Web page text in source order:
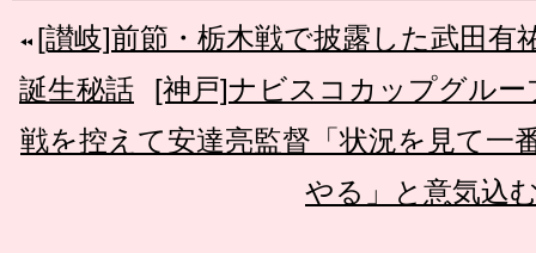
[讃岐]前節・栃木戦で披露した武田有
誕生秘話
[神戸]ナビスコカップグル
戦を控えて安達亮監督「状況を見て一
やる」と意気込